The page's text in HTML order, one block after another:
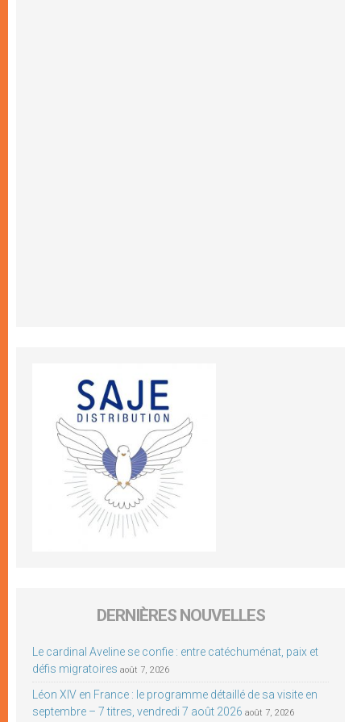
DERNIÈRES NOUVELLES
Le cardinal Aveline se confie : entre catéchuménat, paix et
défis migratoires août 7, 2026
Léon XIV en France : le programme détaillé de sa visite en
septembre – 7 titres, vendredi 7 août 2026 août 7, 2026